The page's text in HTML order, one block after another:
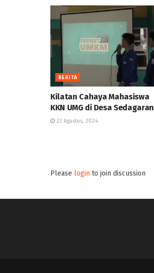
BERITA
Kilatan Cahaya Mahasiswa
KKN UMG di Desa Sedagaran
22 Agustus, 2024
Please login to join discussion